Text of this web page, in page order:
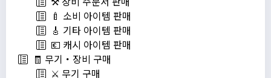
🍼 소비 아이템 판매
🎸 기타 아이템 판매
💶 캐시 아이템 판매
🧾 무기・장비 구매
⚔️ 무기 구매